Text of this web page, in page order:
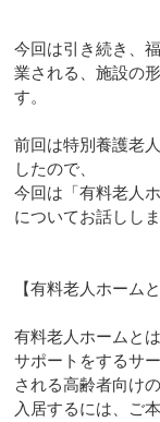
今回は引き続き、
業される、施設の
す。
前回は特別養護老
したので、
今回は「有料老人
についてお話しし
【有料老人ホームと
有料老人ホームと
サポートをするサ
される高齢者向け
入居するには、ご